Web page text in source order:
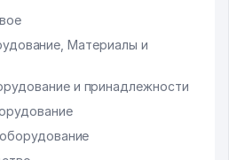
Материалы и
и принадлежности